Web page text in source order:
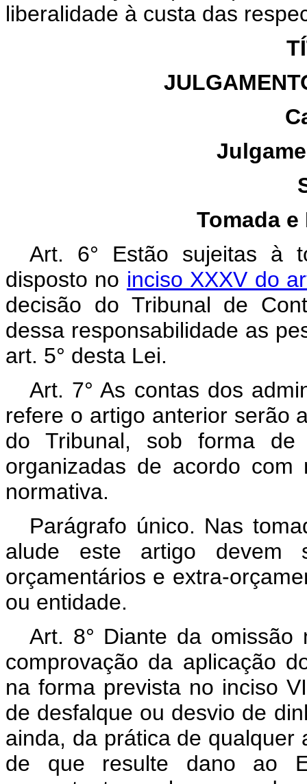
liberalidade à custa das
Tomada e
Art. 6° Estão sujeitas à
disposto no inciso XXXV do
decisão do Tribunal de
dessa responsabilidade as
art. 5° desta Lei.
Art. 7° As contas dos
refere o artigo anterior serão
do Tribunal, sob forma
organizadas de acordo com
normativa.
Parágrafo único. Nas
alude este artigo devem
orçamentários e extra-
ou entidade.
Art. 8° Diante da
comprovação da aplicação
na forma prevista no inciso
de desfalque ou desvio de
ainda, da prática de qualquer
de que resulte dano ao